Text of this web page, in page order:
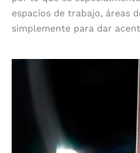
espacios de trabajo, áreas
simplemente para dar